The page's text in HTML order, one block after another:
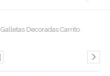
Galletas Decoradas Carrito